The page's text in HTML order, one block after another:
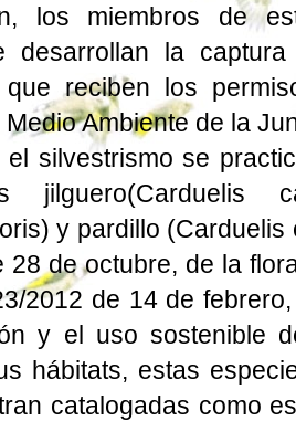
los miembros de
desarrollan la
reciben los
Ambiente de la
el silvestrismo se
jilguero(Carduelis
y pardillo (Carduelis
28 de octubre, de la
2012 de 14 de
y el uso sostenible
hábitats, estas
catalogadas como